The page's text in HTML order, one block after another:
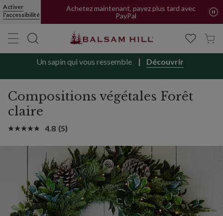
Activer
l'accessibilité
Achetez maintenant, payez plus tard avec
PayPal
Un sapin qui vous ressemble Découvrir
Compositions végétales Forêt
claire
4.8 (5)
Compositions végétales artificielles Forêt claire | Balsam Hill